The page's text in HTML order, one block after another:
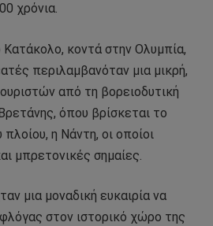
χρόνια.
κοντά στην Ολυμπία,
περιλαμβανόταν μια μικρή,
από τη βορειοδυτική
όπου βρίσκεται το
η Νάντη, οι οποίοι
μπρετονικές σημαίες.
μια μοναδική ευκαιρία να
στον ιστορικό χώρο της